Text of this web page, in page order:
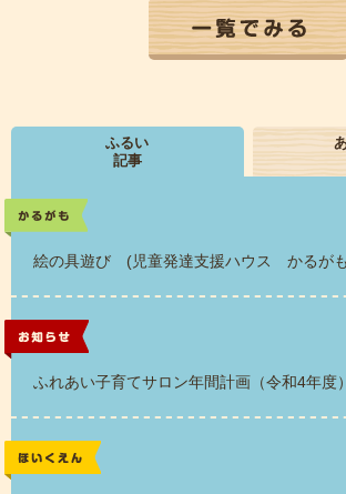
ふるい
記事
絵の具遊び (児童発達支援ハウス かるが
ふれあい子育てサロン年間計画（令和4年度）